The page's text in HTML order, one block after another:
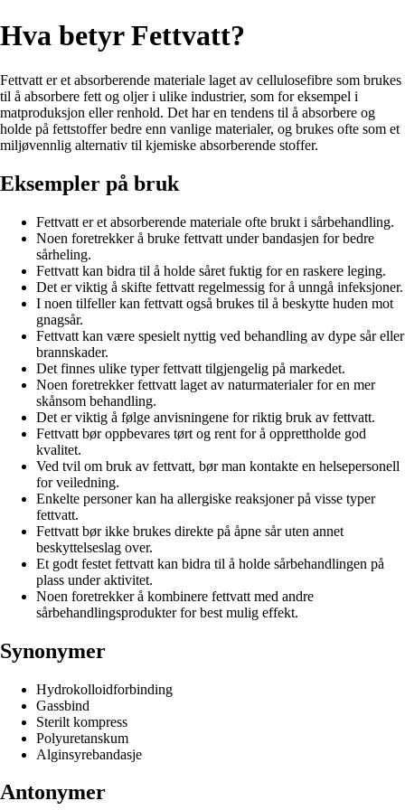
Hva betyr Fettvatt?
Fettvatt er et absorberende materiale laget av cellulosefibre som brukes
til å absorbere fett og oljer i ulike industrier, som for eksempel i
matproduksjon eller renhold. Det har en tendens til å absorbere og
holde på fettstoffer bedre enn vanlige materialer, og brukes ofte som et
miljøvennlig alternativ til kjemiske absorberende stoffer.
Eksempler på bruk
Fettvatt er et absorberende materiale ofte brukt i sårbehandling.
Noen foretrekker å bruke fettvatt under bandasjen for bedre
sårheling.
Fettvatt kan bidra til å holde såret fuktig for en raskere leging.
Det er viktig å skifte fettvatt regelmessig for å unngå infeksjoner.
I noen tilfeller kan fettvatt også brukes til å beskytte huden mot
gnagsår.
Fettvatt kan være spesielt nyttig ved behandling av dype sår eller
brannskader.
Det finnes ulike typer fettvatt tilgjengelig på markedet.
Noen foretrekker fettvatt laget av naturmaterialer for en mer
skånsom behandling.
Det er viktig å følge anvisningene for riktig bruk av fettvatt.
Fettvatt bør oppbevares tørt og rent for å opprettholde god
kvalitet.
Ved tvil om bruk av fettvatt, bør man kontakte en helsepersonell
for veiledning.
Enkelte personer kan ha allergiske reaksjoner på visse typer
fettvatt.
Fettvatt bør ikke brukes direkte på åpne sår uten annet
beskyttelseslag over.
Et godt festet fettvatt kan bidra til å holde sårbehandlingen på
plass under aktivitet.
Noen foretrekker å kombinere fettvatt med andre
sårbehandlingsprodukter for best mulig effekt.
Synonymer
Hydrokolloidforbinding
Gassbind
Sterilt kompress
Polyuretanskum
Alginsyrebandasje
Antonymer